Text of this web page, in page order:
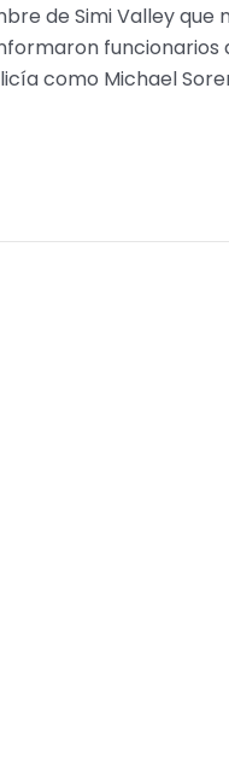
de Simi Valley
funcionarios
como Michael